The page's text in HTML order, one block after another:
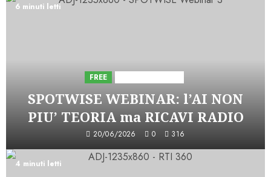
6 minuti letti
FREE
SPOTWISE WEBINAR: l’AI NON
PIU’ TEORIA ma RICAVI RADIO
20/06/2026 0 316
4 minuti letti